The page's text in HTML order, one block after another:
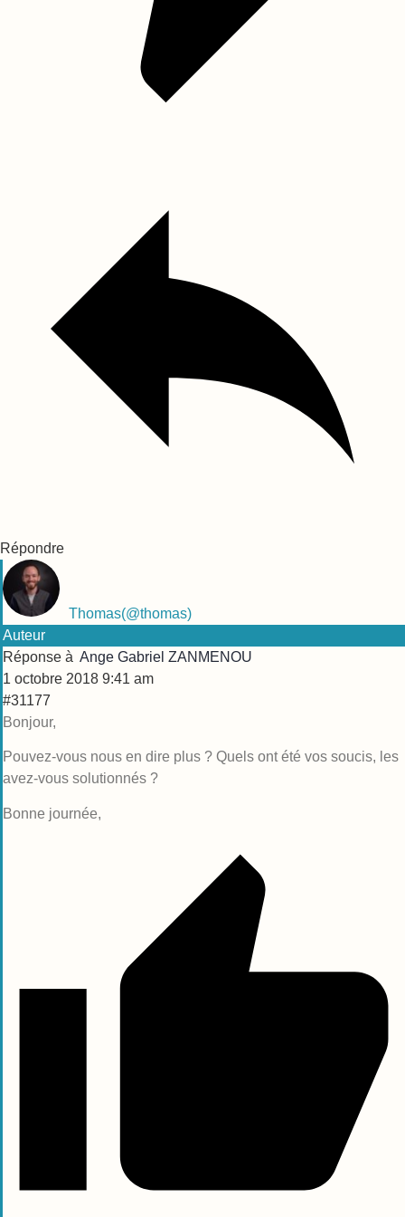
Répondre
Thomas(@thomas)
Auteur
Réponse à Ange Gabriel ZANMENOU
1 octobre 2018 9:41 am
#31177
Bonjour,
Pouvez-vous nous en dire plus ? Quels ont été vos soucis, les
avez-vous solutionnés ?
Bonne journée,